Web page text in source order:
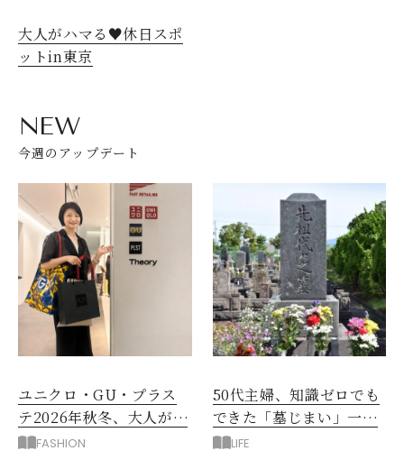
大人がハマる♥休日スポ
ットin東京
NEW
今週のアップデート
ユニクロ・GU・プラス
テ2026年秋冬、大人が着
たい新作服は？
FASHION
50代主婦、知識ゼロでも
できた「墓じまい」一つ
後悔したのは、ある順
LIFE